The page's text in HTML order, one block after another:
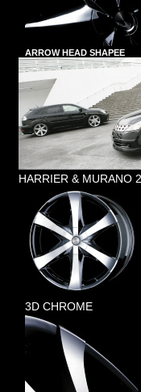
ARROW HEAD SHAPEE
HARRIER & MURANO
3D CHROME